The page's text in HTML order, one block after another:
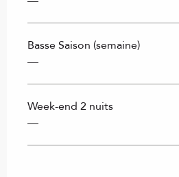
Basse Saison (semaine)
—
Week-end 2 nuits
—